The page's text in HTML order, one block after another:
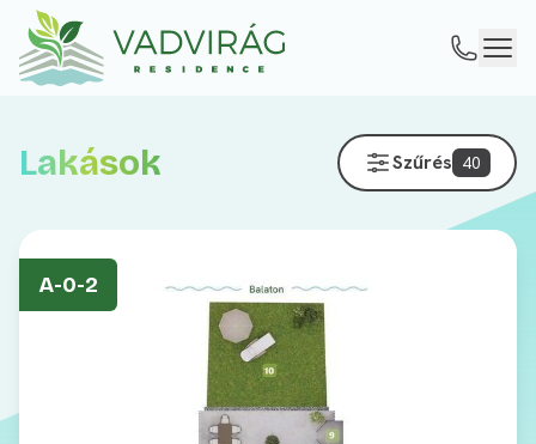
Lakások Szűrés 40
A-0-2